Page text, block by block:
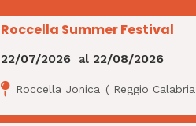
Roccella Summer Festival
22/07/2026 al22/08/2026
Roccella Jonica ( Reggio Calabria